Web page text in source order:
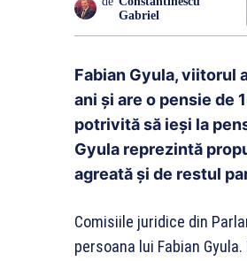
Gabriel
Fabian Gyula, viitorul
ani și are o pensie de
potrivită să ieși la
Gyula reprezintă
agreată și de restul
Comisiile juridice din
persoana lui Fabian